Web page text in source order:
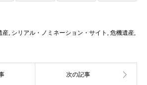
産, シリアル・ノミネーション・サイト , 危機遺産,